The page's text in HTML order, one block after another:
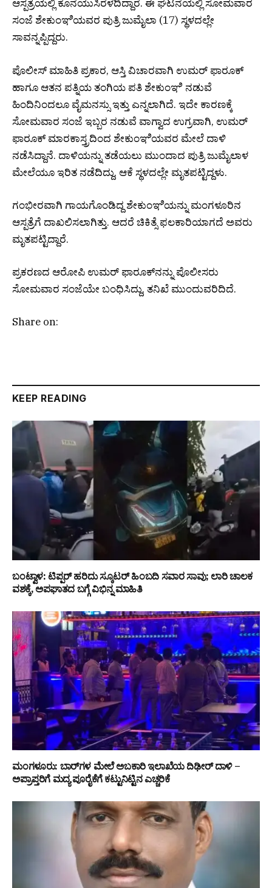
ಆಸ್ಪತ್ರೆಯಲ್ಲಿ ಕೊನೆಯುಸಿರೆಳೆದಿದ್ದಾರೆ. ಈ ಘಟನೆಯಲ್ಲಿ ಸೋಮವಾರ
ಸಂಜೆ ಶೇಕುಂಞಿಯವರ ಪುತ್ರಿ ಜುಮೈಲಾ (17) ಸ್ಥಳದಲ್ಲೇ
ಸಾವನ್ನಪ್ಪಿದ್ದರು.
ಪೊಲೀಸ್ ಮಾಹಿತಿ ಪ್ರಕಾರ, ಆಸ್ತಿ ವಿಚಾರವಾಗಿ ಉಮರ್ ಫಾರೂಕ್
ಹಾಗೂ ಆತನ ಪತ್ನಿಯ ತಂಗಿಯ ಪತಿ ಶೇಕುಂಞಿ ನಡುವೆ
ಹಿಂದಿನಿಂದಲೂ ವೈಮನಸ್ಸು ಇತ್ತು ಎನ್ನಲಾಗಿದೆ. ಇದೇ ಕಾರಣಕ್ಕೆ
ಸೋಮವಾರ ಸಂಜೆ ಇಬ್ಬರ ನಡುವೆ ವಾಗ್ವಾದ ಉಗ್ರವಾಗಿ, ಉಮರ್
ಫಾರೂಕ್ ಮಾರಕಾಸ್ತ್ರದಿಂದ ಶೇಕುಂಞಿಯವರ ಮೇಲೆ ದಾಳಿ
ನಡೆಸಿದ್ದಾನೆ. ದಾಳಿಯನ್ನು ತಡೆಯಲು ಮುಂದಾದ ಪುತ್ರಿ ಜುಮೈಲಾಳ
ಮೇಲೆಯೂ ಇರಿತ ನಡೆದಿದ್ದು, ಆಕೆ ಸ್ಥಳದಲ್ಲೇ ಮೃತಪಟ್ಟಿದ್ದಳು.
ಗಂಭೀರವಾಗಿ ಗಾಯಗೊಂಡಿದ್ದ ಶೇಕುಂಞಿಯನ್ನು ಮಂಗಳೂರಿನ
ಆಸ್ಪತ್ರೆಗೆ ದಾಖಲಿಸಲಾಗಿತ್ತು. ಆದರೆ ಚಿಕಿತ್ಸೆ ಫಲಕಾರಿಯಾಗದೆ ಅವರು
ಮೃತಪಟ್ಟಿದ್ದಾರೆ.
ಪ್ರಕರಣದ ಆರೋಪಿ ಉಮರ್ ಫಾರೂಕ್‌ನನ್ನು ಪೊಲೀಸರು
ಸೋಮವಾರ ಸಂಜೆಯೇ ಬಂಧಿಸಿದ್ದು, ತನಿಖೆ ಮುಂದುವರಿದಿದೆ.
Share on:
KEEP READING
ಬಂಟ್ವಾಳ: ಟಿಪ್ಪರ್ ಹರಿದು ಸ್ಕೂಟರ್ ಹಿಂಬದಿ ಸವಾರ ಸಾವು; ಲಾರಿ ಚಾಲಕ
ವಶಕ್ಕೆ, ಅಪಘಾತದ ಬಗ್ಗೆ ವಿಭಿನ್ನ ಮಾಹಿತಿ
ಮಂಗಳೂರು: ಬಾರ್‌ಗಳ ಮೇಲೆ ಅಬಕಾರಿ ಇಲಾಖೆಯ ದಿಢೀರ್ ದಾಳಿ –
ಅಪ್ರಾಪ್ತರಿಗೆ ಮದ್ಯ ಪೂರೈಕೆಗೆ ಕಟ್ಟುನಿಟ್ಟಿನ ಎಚ್ಚರಿಕೆ